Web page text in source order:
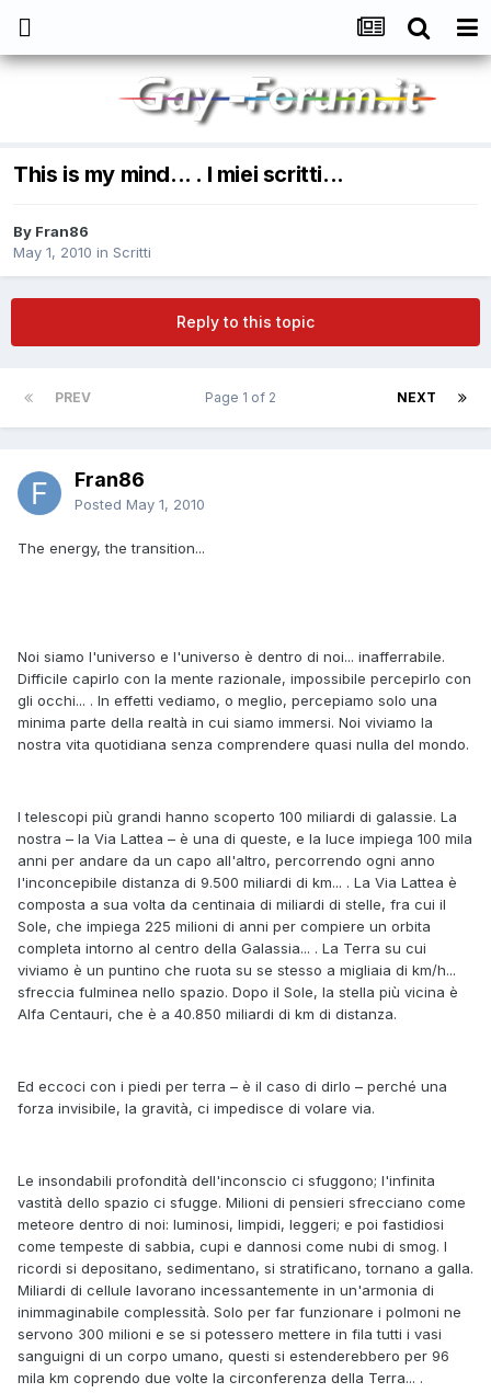
This is my mind... . I miei scritti...
By Fran86
May 1, 2010 in Scritti
Reply to this topic
PREV NEXT
Page 1 of 2
Fran86
Posted May 1, 2010
The energy, the transition...
Noi siamo l'universo e l'universo è dentro di noi... inafferrabile.
Difficile capirlo con la mente razionale, impossibile percepirlo con
gli occhi... . In effetti vediamo, o meglio, percepiamo solo una
minima parte della realtà in cui siamo immersi. Noi viviamo la
nostra vita quotidiana senza comprendere quasi nulla del mondo.
I telescopi più grandi hanno scoperto 100 miliardi di galassie. La
nostra – la Via Lattea – è una di queste, e la luce impiega 100 mila
anni per andare da un capo all'altro, percorrendo ogni anno
l'inconcepibile distanza di 9.500 miliardi di km... . La Via Lattea è
composta a sua volta da centinaia di miliardi di stelle, fra cui il
Sole, che impiega 225 milioni di anni per compiere un orbita
completa intorno al centro della Galassia... . La Terra su cui
viviamo è un puntino che ruota su se stesso a migliaia di km/h...
sfreccia fulminea nello spazio. Dopo il Sole, la stella più vicina è
Alfa Centauri, che è a 40.850 miliardi di km di distanza.
Ed eccoci con i piedi per terra – è il caso di dirlo – perché una
forza invisibile, la gravità, ci impedisce di volare via.
Le insondabili profondità dell'inconscio ci sfuggono; l'infinita
vastità dello spazio ci sfugge. Milioni di pensieri sfrecciano come
meteore dentro di noi: luminosi, limpidi, leggeri; e poi fastidiosi
come tempeste di sabbia, cupi e dannosi come nubi di smog. I
ricordi si depositano, sedimentano, si stratificano, tornano a galla.
Miliardi di cellule lavorano incessantemente in un'armonia di
inimmaginabile complessità. Solo per far funzionare i polmoni ne
servono 300 milioni e se si potessero mettere in fila tutti i vasi
sanguigni di un corpo umano, questi si estenderebbero per 96
mila km coprendo due volte la circonferenza della Terra... .